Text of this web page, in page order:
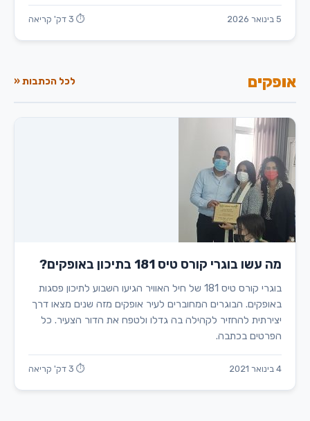
5 בינואר 2026 ⏱ 3 דק' קריאה
אופקים לכל הכתבות «
מה עשו בוגרי קורס טיס 181 בתיכון באופקים?
בוגרי קורס טיס 181 של חיל האוויר הגיעו השבוע לתיכון פסגות
באופקים. הבוגרים המחוברים לעיר אופקים מזה שנים מצאו דרך
יצירתית להחזיר לקהילה בה גדלו ולטפח את הדור הצעיר. כל
הפרטים בכתבה.
4 בינואר 2021 ⏱ 3 דק' קריאה